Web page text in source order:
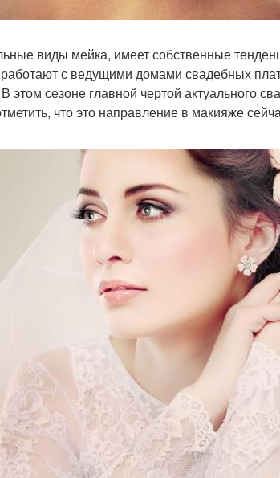
виды мейка, имеет собственные
с ведущими домами свадебных
сезоне главной чертой актуального
что это направление в макияже